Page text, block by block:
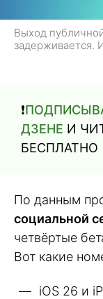
Выход
задерживается.
❗️
ДЗЕНЕ И
БЕСПЛАТНО
По данным
социальной
четвёртые
Вот какие
iOS 26 и